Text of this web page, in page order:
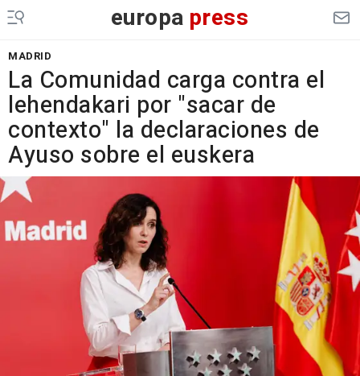
europa press
MADRID
La Comunidad carga contra el
lehendakari por "sacar de
contexto" la declaraciones de
Ayuso sobre el euskera